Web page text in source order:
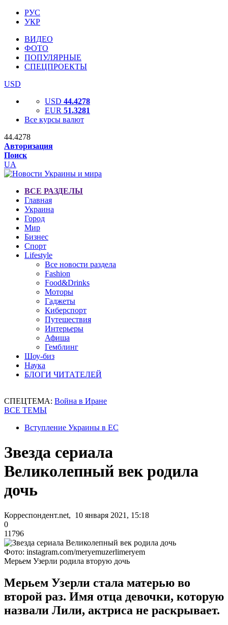
РУС
УКР
ВИДЕО
ФОТО
ПОПУЛЯРНЫЕ
СПЕЦПРОЕКТЫ
USD
USD 44.4278
EUR 51.3281
Все курсы валют
44.4278
Авторизация
Поиск
UA
ВСЕ РАЗДЕЛЫ
Главная
Украина
Город
Мир
Бизнес
Спорт
Lifestyle
Все новости раздела
Fashion
Food&Drinks
Моторы
Гаджеты
Киберспорт
Путешествия
Интерьеры
Афиша
Гемблинг
Шоу-биз
Наука
БЛОГИ ЧИТАТЕЛЕЙ
СПЕЦТЕМА: Война в Иране
ВСЕ ТЕМЫ
Вступление Украины в ЕС
Звезда сериала
Великолепный век родила
дочь
Корреспондент.net, 10 января 2021, 15:18
0
11796
Фото: instagram.com/meryemuzerlimeryem
Мерьем Узерли родила вторую дочь
Мерьем Узерли стала матерью во
второй раз. Имя отца девочки, которую
назвали Лили, актриса не раскрывает.